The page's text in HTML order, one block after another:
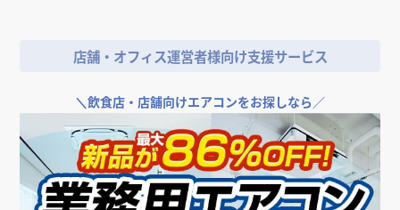
店舗・オフィス運営者様向け支援サービス
＼飲食店・店舗向けエアコンをお探しなら／